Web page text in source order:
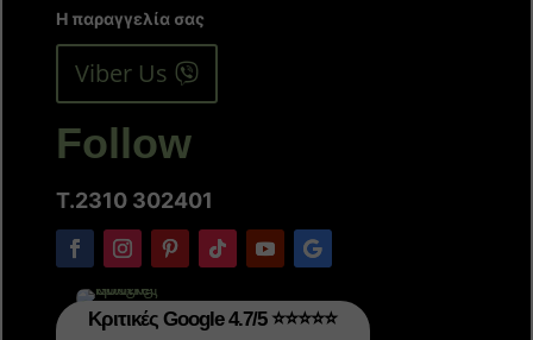
Η παραγγελία σας
Viber Us
Follow
T.2310 302401
Κριτικές Google 4.7/5 ⭐⭐⭐⭐⭐